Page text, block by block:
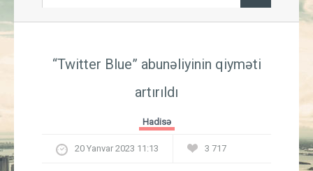
İqtisadiyyat
“Twitter Blue” abunəliyinin qiyməti
artırıldı
Hadisə
20 Yanvar 2023 11:13 3 717